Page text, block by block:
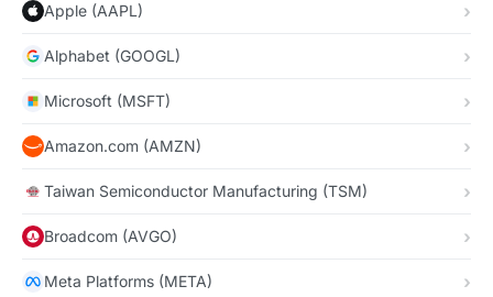
Apple (AAPL)
Alphabet (GOOGL)
Microsoft (MSFT)
Amazon.com (AMZN)
Taiwan Semiconductor Manufacturing (TSM)
Broadcom (AVGO)
Meta Platforms (META)